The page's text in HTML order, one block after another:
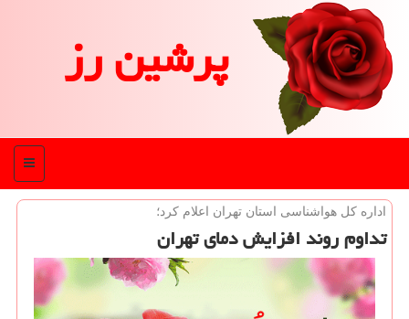
پرشین رز
منو
اداره كل هواشناسی استان تهران اعلام كرد؛
تداوم روند افزایش دمای تهران